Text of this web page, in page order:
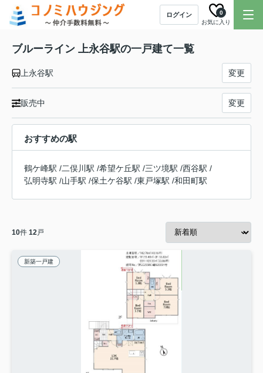
ログイン
お気に入り
0
ブルーライン 上永谷駅の一戸建て一覧
上永谷駅 変更
販売中 変更
おすすめの駅
鶴ケ峰駅 /二俣川駅 /希望ケ丘駅 /三ツ境駅 /西谷駅 /
弘明寺駅 /山手駅 /保土ケ谷駅 /東戸塚駅 /和田町駅
10件 12戸
新築一戸建